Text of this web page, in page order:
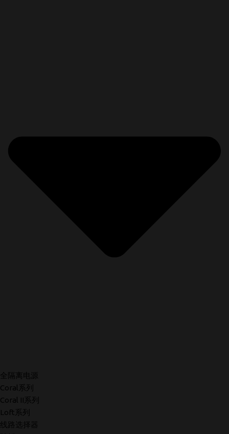
全隔离电源
Coral系列
Coral II系列
Loft系列
线路选择器